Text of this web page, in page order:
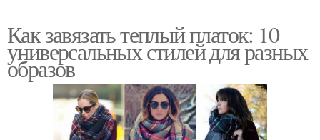
Как завязать теплый платок: 10
универсальных стилей для разных
образов